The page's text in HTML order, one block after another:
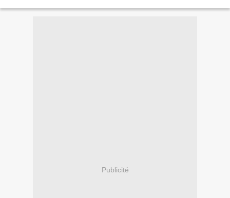
Publicité